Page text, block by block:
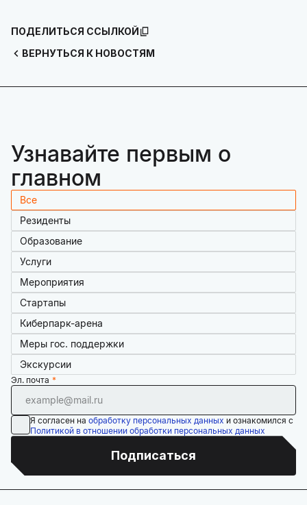
ВЕРНУТЬСЯ К НОВОСТЯМ
ПОДЕЛИТЬСЯ ССЫЛКОЙ
Узнавайте первым о
главном
Все
Резиденты
Образование
Услуги
Мероприятия
Стартапы
Киберпарк-арена
Меры гос. поддержки
Экскурсии
Эл. почта
Я согласен на обработку персональных данных и ознакомился с
Политикой в отношении обработки персональных данных
Подписаться